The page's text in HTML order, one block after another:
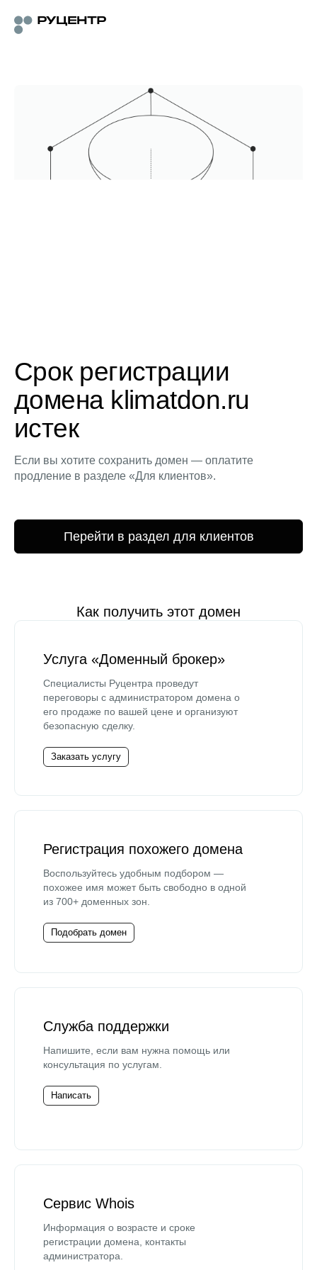
Срок регистрации
домена klimatdon.ru
истек
Если вы хотите сохранить домен — оплатите
продление в разделе «Для клиентов».
Перейти в раздел для клиентов
Как получить этот домен
Услуга «Доменный брокер»
Специалисты Руцентра проведут
переговоры с администратором домена о
его продаже по вашей цене и организуют
безопасную сделку.
Заказать услугу
Регистрация похожего домена
Воспользуйтесь удобным подбором —
похожее имя может быть свободно в одной
из 700+ доменных зон.
Подобрать домен
Служба поддержки
Напишите, если вам нужна помощь или
консультация по услугам.
Написать
Сервис Whois
Информация о возрасте и сроке
регистрации домена, контакты
администратора.